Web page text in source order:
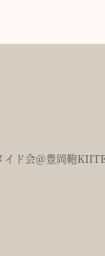
ド会＠豊岡鞄